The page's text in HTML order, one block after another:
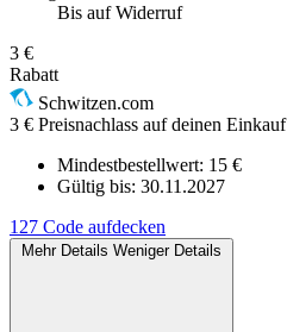
Bis auf Widerruf
3 €
Rabatt
Schwitzen.com
3 € Preisnachlass auf deinen Einkauf
Mindestbestellwert: 15 €
Gültig bis: 30.11.2027
127 Code aufdecken
Mehr Details Weniger Details